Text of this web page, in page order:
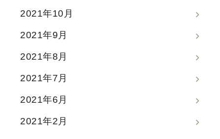
2021年10月
2021年9月
2021年8月
2021年7月
2021年6月
2021年2月